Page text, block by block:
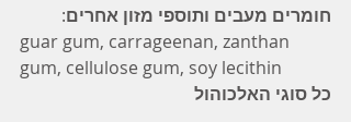
חומרים מעבים ותוספי מזון אחרים:
guar gum, carrageenan, zanthan
gum, cellulose gum, soy lecithin
כל סוגי האלכוהול